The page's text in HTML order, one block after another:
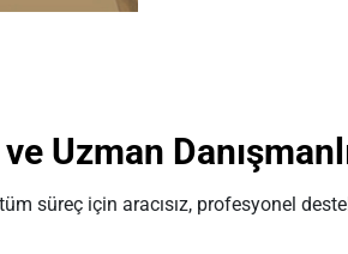
Uzman
süreç için aracısız, profesyonel